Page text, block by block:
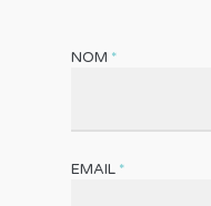
NOM *
EMAIL *